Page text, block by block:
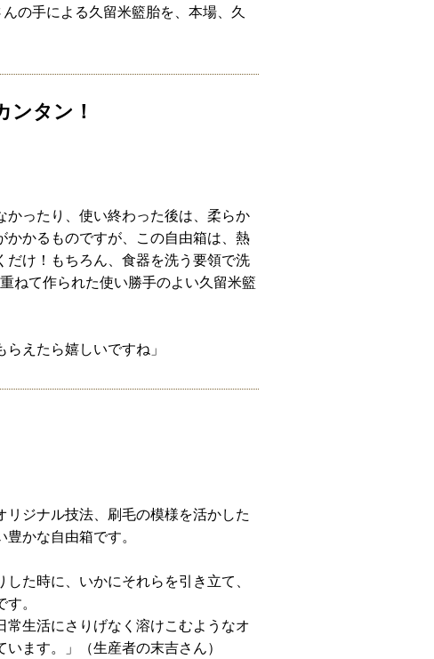
の手による久留米籃胎を、本場、久
ンタン！
ったり、使い終わった後は、柔らか
かるものですが、この自由箱は、熱
け！もちろん、食器を洗う要領で洗
ねて作られた使い勝手のよい久留米籃
えたら嬉しいですね」
ジナル技法、刷毛の模様を活かした
かな自由箱です。
た時に、いかにそれらを引き立て、
。
生活にさりげなく溶けこむようなオ
ます。」（生産者の末吉さん）